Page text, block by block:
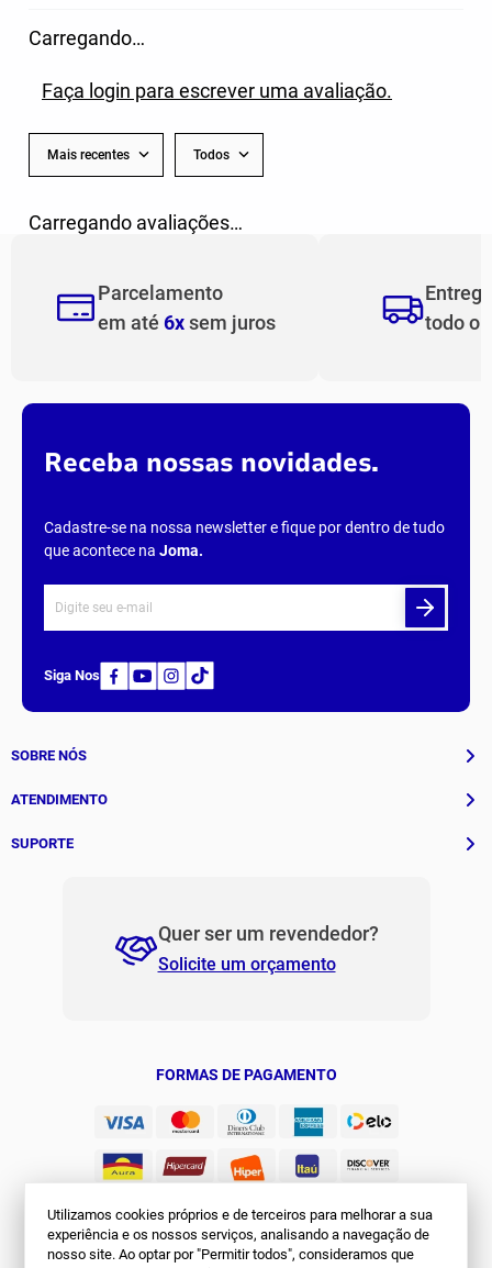
Utilizamos cookies próprios e de terceiros para melhorar a sua
experiência e os nossos serviços, analisando a navegação de
nosso site. Ao optar por "Permitir todos", consideramos que
Carregando…
Faça login para escrever uma avaliação.
Mais recentes Todos
Carregando avaliações…
Parcelamento
em até 6xsem juros
todo o
Receba nossas novidades.
Cadastre-se na nossa newsletter e fique por dentro de tudo
que acontece na Joma.
Siga Nos
SOBRE NÓS
História
Patrocinados
ATENDIMENTO
Whatsapp
contato@jomabr.com.br
SUPORTE
Regulamento Joma Club
Quer ser um revendedor?
Solicite um orçamento
FORMAS DE PAGAMENTO